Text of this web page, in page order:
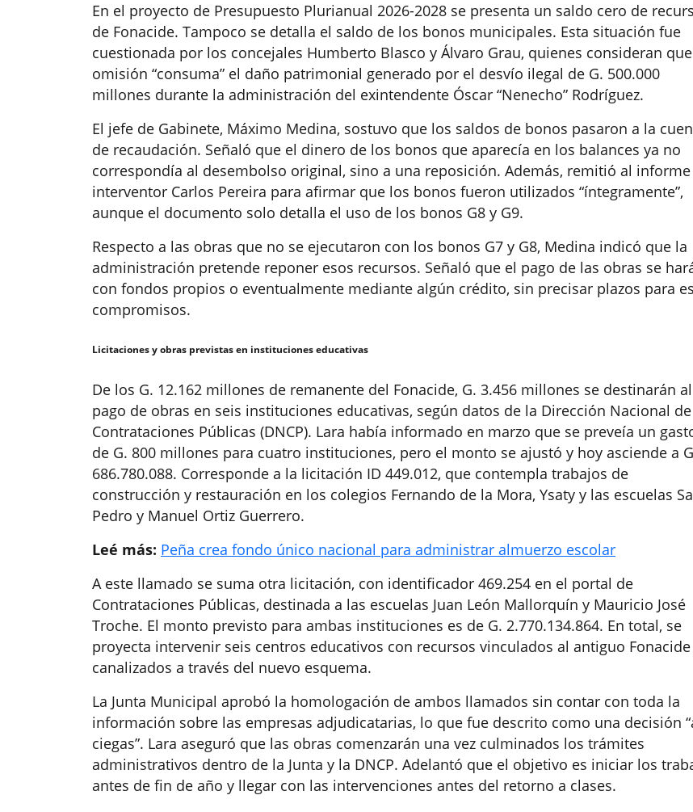
En el proyecto de Presupuesto Plurianual 2026-2028 se presenta un saldo cero de
de Fonacide. Tampoco se detalla el saldo de los bonos municipales. Esta situación fue
cuestionada por los concejales Humberto Blasco y Álvaro Grau, quienes consideran
omisión “consuma” el daño patrimonial generado por el desvío ilegal de G. 500.000
millones durante la administración del exintendente Óscar “Nenecho” Rodríguez.
El jefe de Gabinete, Máximo Medina, sostuvo que los saldos de bonos pasaron a la
de recaudación. Señaló que el dinero de los bonos que aparecía en los balances ya no
correspondía al desembolso original, sino a una reposición. Además, remitió al informe
interventor Carlos Pereira para afirmar que los bonos fueron utilizados “íntegramente”,
aunque el documento solo detalla el uso de los bonos G8 y G9.
Respecto a las obras que no se ejecutaron con los bonos G7 y G8, Medina indicó que la
administración pretende reponer esos recursos. Señaló que el pago de las obras se
con fondos propios o eventualmente mediante algún crédito, sin precisar plazos para
compromisos.
Licitaciones y obras previstas en instituciones educativas
De los G. 12.162 millones de remanente del Fonacide, G. 3.456 millones se destinarán al
pago de obras en seis instituciones educativas, según datos de la Dirección Nacional de
Contrataciones Públicas (DNCP). Lara había informado en marzo que se preveía un
de G. 800 millones para cuatro instituciones, pero el monto se ajustó y hoy asciende a
686.780.088. Corresponde a la licitación ID 449.012, que contempla trabajos de
construcción y restauración en los colegios Fernando de la Mora, Ysaty y las escuelas
Pedro y Manuel Ortiz Guerrero.
Leé más: Peña crea fondo único nacional para administrar almuerzo escolar
A este llamado se suma otra licitación, con identificador 469.254 en el portal de
Contrataciones Públicas, destinada a las escuelas Juan León Mallorquín y Mauricio José
Troche. El monto previsto para ambas instituciones es de G. 2.770.134.864. En total, se
proyecta intervenir seis centros educativos con recursos vinculados al antiguo
canalizados a través del nuevo esquema.
La Junta Municipal aprobó la homologación de ambos llamados sin contar con toda la
información sobre las empresas adjudicatarias, lo que fue descrito como una decisión
ciegas”. Lara aseguró que las obras comenzarán una vez culminados los trámites
administrativos dentro de la Junta y la DNCP. Adelantó que el objetivo es iniciar los
antes de fin de año y llegar con las intervenciones antes del retorno a clases.